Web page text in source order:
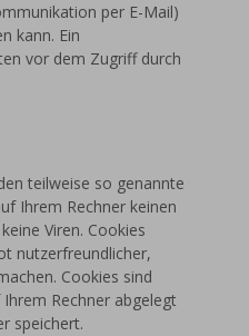
per E-Mail)
kann. Ein
vor dem Zugriff durch
teilweise so genannte
Ihrem Rechner keinen
Viren. Cookies
nutzerfreundlicher,
Cookies sind
Rechner abgelegt
speichert.